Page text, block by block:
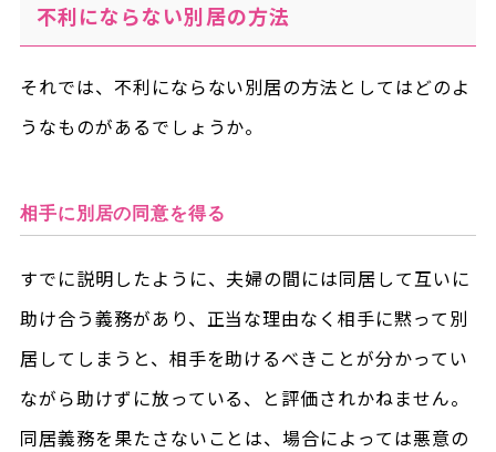
不利にならない別居の方法
それでは、不利にならない別居の方法としてはどのよ
うなものがあるでしょうか。
相手に別居の同意を得る
すでに説明したように、夫婦の間には同居して互いに
助け合う義務があり、正当な理由なく相手に黙って別
居してしまうと、相手を助けるべきことが分かってい
ながら助けずに放っている、と評価されかねません。
同居義務を果たさないことは、場合によっては悪意の